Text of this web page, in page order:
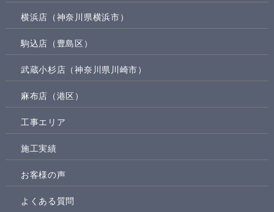
横浜店（神奈川県横浜市）
駒込店（豊島区）
武蔵小杉店（神奈川県川崎市）
麻布店（港区）
工事エリア
施工実績
お客様の声
よくある質問